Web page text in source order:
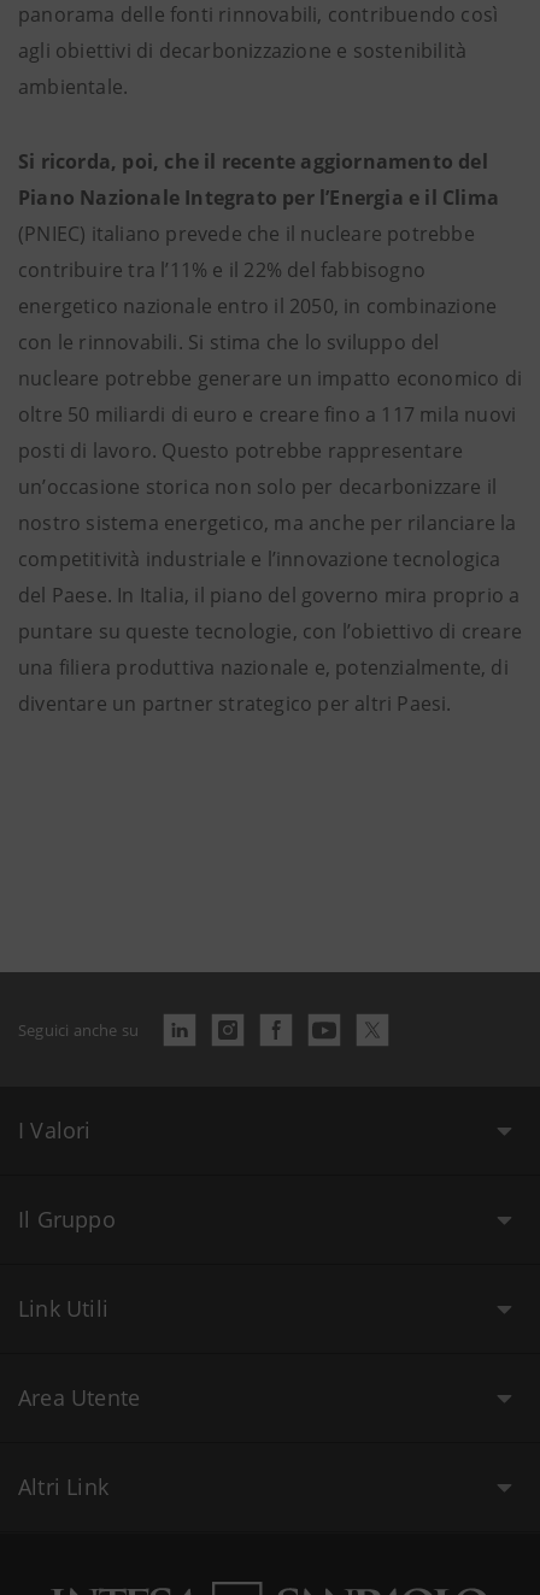
panorama delle fonti rinnovabili, contribuendo così
agli obiettivi di decarbonizzazione e sostenibilità
ambientale.
Si ricorda, poi, che il recente aggiornamento del
Piano Nazionale Integrato per l’Energia e il Clima
(PNIEC) italiano prevede che il nucleare potrebbe
contribuire tra l’11% e il 22% del fabbisogno
energetico nazionale entro il 2050, in combinazione
con le rinnovabili. Si stima che lo sviluppo del
nucleare potrebbe generare un impatto economico di
oltre 50 miliardi di euro e creare fino a 117 mila nuovi
posti di lavoro. Questo potrebbe rappresentare
un’occasione storica non solo per decarbonizzare il
nostro sistema energetico, ma anche per rilanciare la
competitività industriale e l’innovazione tecnologica
del Paese. In Italia, il piano del governo mira proprio a
puntare su queste tecnologie, con l’obiettivo di creare
una filiera produttiva nazionale e, potenzialmente, di
diventare un partner strategico per altri Paesi.
Seguici anche su
I Valori
Il Gruppo
Link Utili
Area Utente
Altri Link